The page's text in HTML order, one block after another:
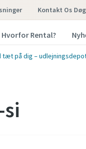
Kontakt Os
Hvorfor Rental?
tæt på dig –